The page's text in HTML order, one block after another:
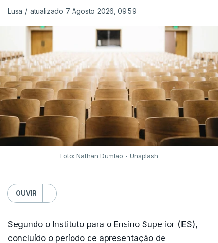
Depois de uma subida inicial devido à guerra no
Irão, à tensão geopolítica no Médio Oriente e ao
fecho do estreito de Ormuz, os preços dos
combustíveis desceram durante o cessar-fogo
entre Washington e Teerão.
No entanto, com o retomar do conflito, as últimas
semanas têm sido marcadas por uma subida
acentuada, tendência que deverá ser revertida na
próxima semana.
c/Lusa
Lusa / atualizado 7 Agosto 2026, 09:59
Foto: Nathan Dumlao - Unsplash
OUVIR
Segundo o Instituto para o Ensino Superior (IES),
concluído o período de apresentação de